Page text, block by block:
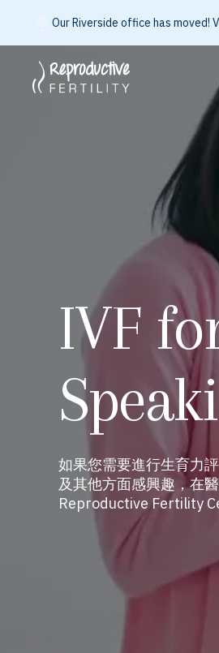
Our Riverside office has moved!
IVF
如果您需要進行生育力
及其他方面感興趣，在
Reproductive Fertility